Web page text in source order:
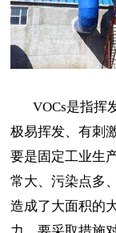
VOCs是指挥发
极易挥发、有刺
要是固定工业生
常大、污染点多
造成了大面积的